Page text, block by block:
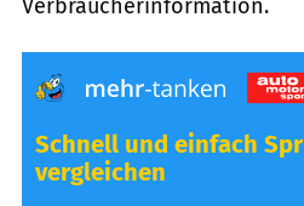
Verbraucherinformation.
Schnell und einfach
vergleichen